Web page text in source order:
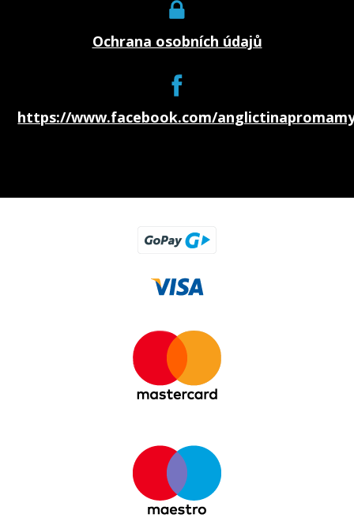
Ochrana osobních údajů
https://www.facebook.com/